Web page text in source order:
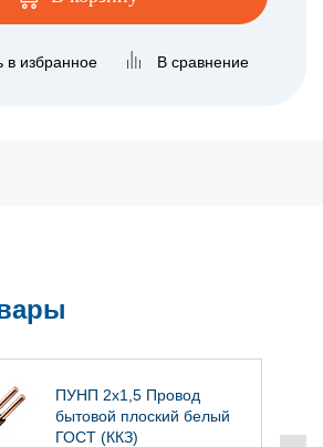
в избранное В сравнение
ПУНП 2х1,5 Провод
бытовой плоский белый
ГОСТ (ККЗ)